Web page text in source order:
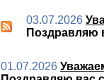
03.07.2026
Поздравляю
01.07.2026